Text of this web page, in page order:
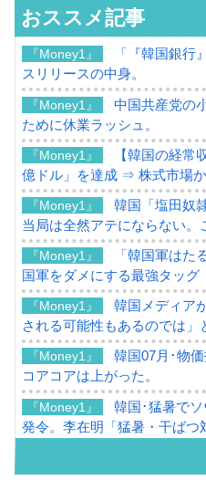
おススメ記事
『Money1』
「『韓国銀行
スリリースの中身。
『Money1』
中国共産党の
ために休業ラッシュ。
『Money1』
【韓国の経常
億ドル」を達成 ⇒ 株式市場か
『Money1』
韓国「塩田奴
当局は全然アテにならない
『Money1』
「韓国軍は
国軍をダメにする最強タッグ
『Money1』
韓国メディア
される可能性もあるのでは」
『Money1』
韓国07月･物
コアコアは上がった。
『Money1』
韓国･猛暑でソ
発令。李在明「猛暑・干ばつ
07月販売台数は去年のほぼ